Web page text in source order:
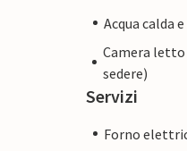
Acqua calda
Camera
sedere)
Servizi
Forno